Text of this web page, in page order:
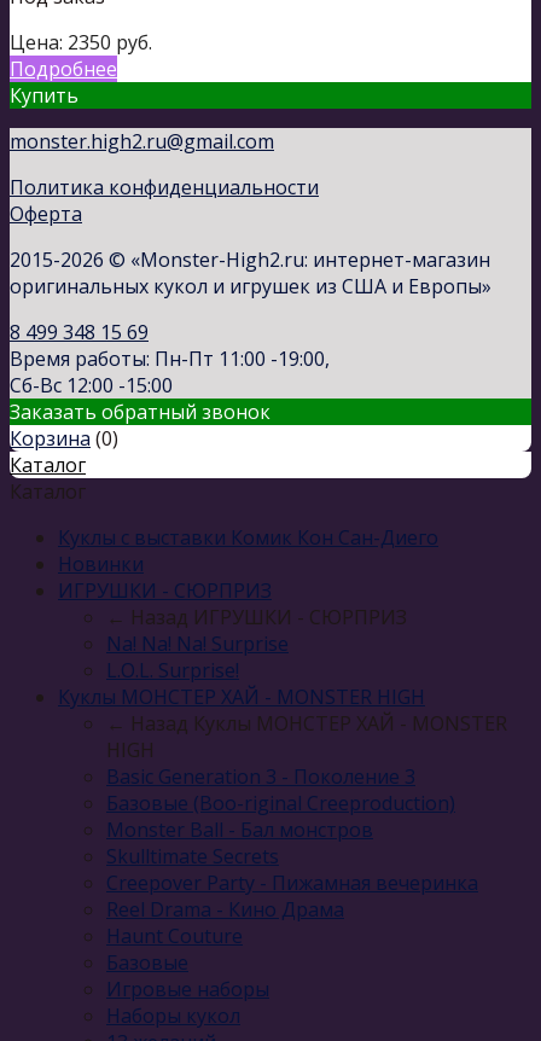
Цена: 2350 руб.
Подробнее
Купить
monster.high2.ru@gmail.com
Политика конфиденциальности
Оферта
2015-2026 © «Monster-High2.ru: интернет-магазин
оригинальных кукол и игрушек из США и Европы»
8 499 348 15 69
Время работы: Пн-Пт 11:00 -19:00,
Сб-Вс 12:00 -15:00
Заказать обратный звонок
Корзина (0)
Каталог
Каталог
Куклы с выставки Комик Кон Сан-Диего
Новинки
ИГРУШКИ - СЮРПРИЗ
← Назад ИГРУШКИ - СЮРПРИЗ
Na! Na! Na! Surprise
L.O.L. Surprise!
Куклы МОНСТЕР ХАЙ - MONSTER HIGH
← Назад Куклы МОНСТЕР ХАЙ - MONSTER
HIGH
Basic Generation 3 - Поколение 3
Базовые (Boo-riginal Creeproduction)
Monster Ball - Бал монстров
Skulltimate Secrets
Creepover Party - Пижамная вечеринка
Reel Drama - Кино Драма
Haunt Couture
Базовые
Игровые наборы
Наборы кукол